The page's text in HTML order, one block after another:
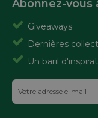
Abonnez-vous
Giveaways
Dernières
Un baril